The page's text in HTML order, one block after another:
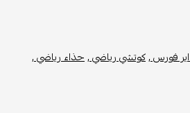
فورس ,كوتشي رياضي ,حذاء رياضي ,